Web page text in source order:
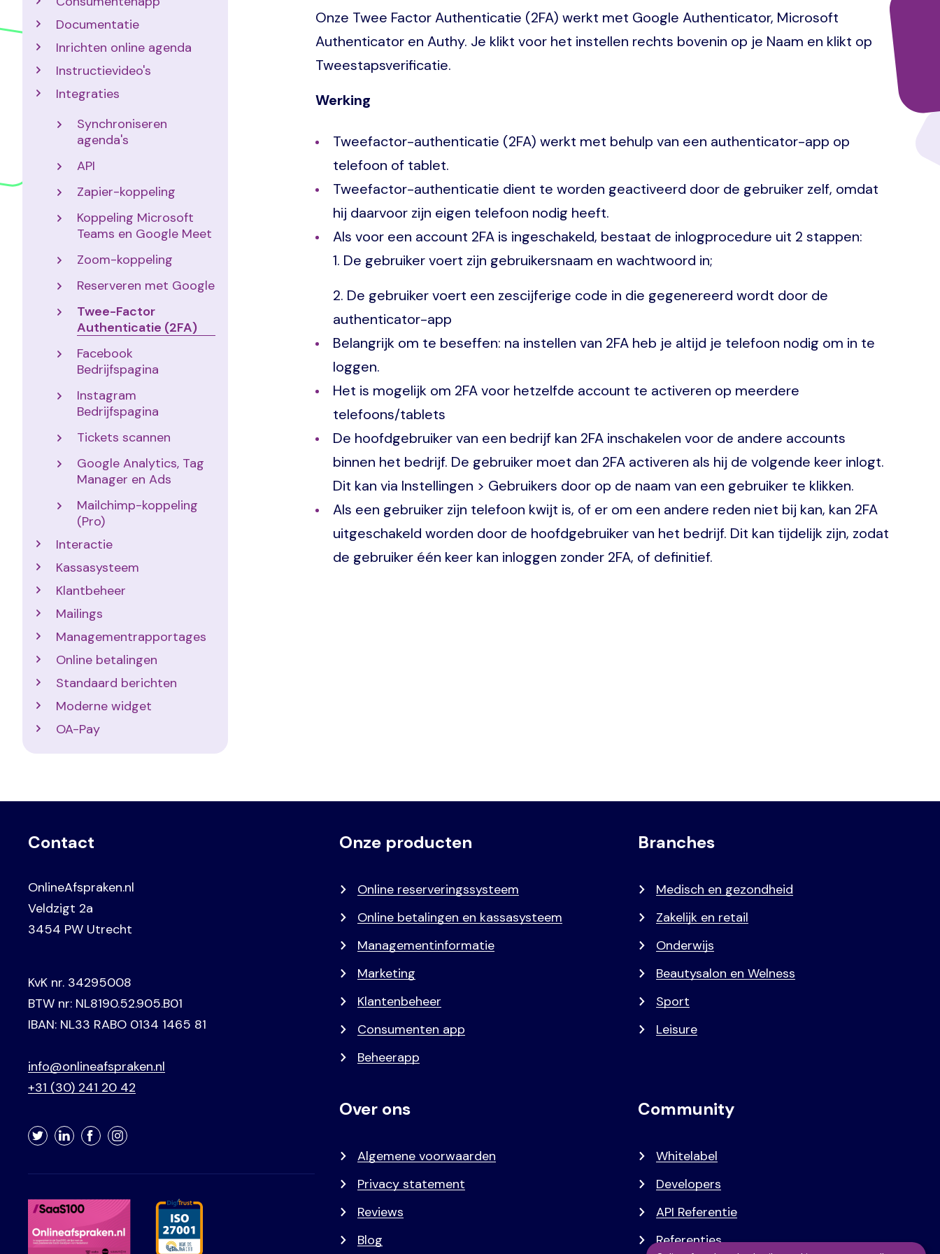
Onze Twee Factor Authenticatie (2FA) werkt met Google Authenticator, Microsoft
Authenticator en Authy. Je klikt voor het instellen rechts bovenin op je Naam en klikt op
Tweestapsverificatie.
Werking
Tweefactor-authenticatie (2FA) werkt met behulp van een authenticator-app op
telefoon of tablet.
Tweefactor-authenticatie dient te worden geactiveerd door de gebruiker zelf, omdat
hij daarvoor zijn eigen telefoon nodig heeft.
Als voor een account 2FA is ingeschakeld, bestaat de inlogprocedure uit 2 stappen:
1. De gebruiker voert zijn gebruikersnaam en wachtwoord in;
2. De gebruiker voert een zescijferige code in die gegenereerd wordt door de
authenticator-app
Belangrijk om te beseffen: na instellen van 2FA heb je altijd je telefoon nodig om in te
loggen.
Het is mogelijk om 2FA voor hetzelfde account te activeren op meerdere
telefoons/tablets
De hoofdgebruiker van een bedrijf kan 2FA inschakelen voor de andere accounts
binnen het bedrijf. De gebruiker moet dan 2FA activeren als hij de volgende keer inlogt.
Dit kan via Instellingen > Gebruikers door op de naam van een gebruiker te klikken.
Als een gebruiker zijn telefoon kwijt is, of er om een andere reden niet bij kan, kan 2FA
uitgeschakeld worden door de hoofdgebruiker van het bedrijf. Dit kan tijdelijk zijn, zodat
de gebruiker één keer kan inloggen zonder 2FA, of definitief.
Documentatie
Inrichten online agenda
Instructievideo's
Integraties
Synchroniseren
agenda's
API
Zapier-koppeling
Koppeling Microsoft
Teams en Google Meet
Zoom-koppeling
Reserveren met Google
Twee-Factor
Authenticatie (2FA)
Facebook
Bedrijfspagina
Instagram
Bedrijfspagina
Tickets scannen
Google Analytics, Tag
Manager en Ads
Mailchimp-koppeling
(Pro)
Interactie
Kassasysteem
Klantbeheer
Mailings
Managementrapportages
Online betalingen
Standaard berichten
Moderne widget
OA-Pay
Contact
OnlineAfspraken.nl
Veldzigt 2a
3454 PW Utrecht
KvK nr. 34295008
BTW nr: NL8190.52.905.B01
IBAN: NL33 RABO 0134 1465 81
info@onlineafspraken.nl
+31 (30) 241 20 42
TwitterLinkedInFacebookInstagram
Voet
Primair
Onze producten
Online reserveringssysteem
Online betalingen en kassasysteem
Managementinformatie
Marketing
Klantenbeheer
Consumenten app
Beheerapp
Branches
Medisch en gezondheid
Zakelijk en retail
Onderwijs
Beautysalon en Welness
Sport
Leisure
Over ons
Algemene voorwaarden
Privacy statement
Reviews
Blog
Community
Whitelabel
Developers
API Referentie
Referenties